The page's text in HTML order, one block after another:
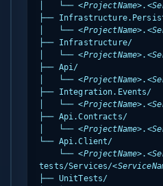
│   └── <ProjectName>.
├──
│   └── <ProjectName>.
├── Infrastructure/
│   └── <ProjectName>.
├── Api/
│   └── <ProjectName>.
├──
│   └── <ProjectName>.
├── Api.Contracts/
│   └── <ProjectName>.
└── Api.Client/
    └──
<ProjectName>.
tests/Services/
├── UnitTests/